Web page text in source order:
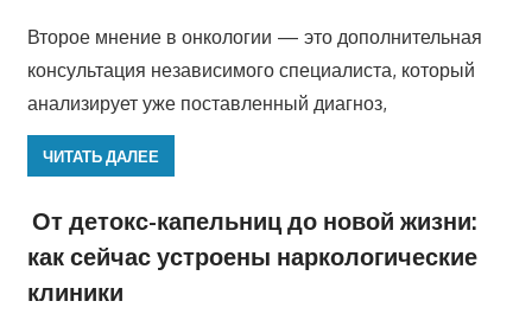
Второе мнение в онкологии — это дополнительная
консультация независимого специалиста, который
анализирует уже поставленный диагноз,
ЧИТАТЬ ДАЛЕЕ
От детокс-капельниц до новой жизни:
как сейчас устроены наркологические
клиники